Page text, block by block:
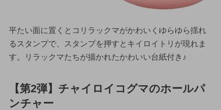
平たい面に置くとコリラックマがかわいくゆらゆら揺れ
るスタンプで、スタンプを押すとキイロイトリが現れま
す。リラックマたちが描かれたかわいい台紙付き♪
【第2弾】チャイロイコグマのホールパ
ンチャー